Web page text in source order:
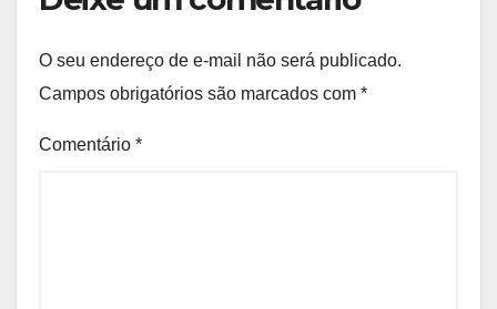
O seu endereço de e-mail não será publicado.
Campos obrigatórios são marcados com *
Comentário *